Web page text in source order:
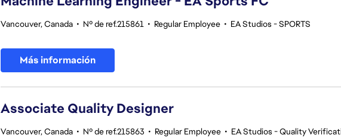
Vancouver, Canada • Nº de ref.215861 • Regular Employee • EA Studios - SPORTS
Más información
Associate Quality Designer
Vancouver, Canada • Nº de ref.215863 • Regular Employee • EA Studios - Quality